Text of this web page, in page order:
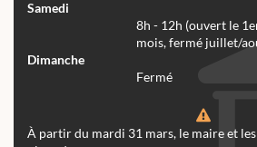
Samedi
8h - 12h (ouvert le
mois, fermé juillet/
Dimanche
Fermé
À partir du mardi 31 mars, le maire et